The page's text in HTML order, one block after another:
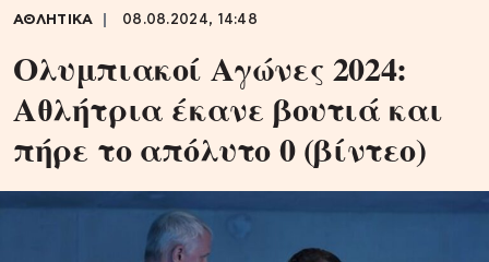
ΑΘΛΗΤΙΚΑ 08.08.2024, 14:48
Ολυμπιακοί Αγώνες 2024:
Αθλήτρια έκανε βουτιά και
πήρε το απόλυτο 0 (βίντεο)